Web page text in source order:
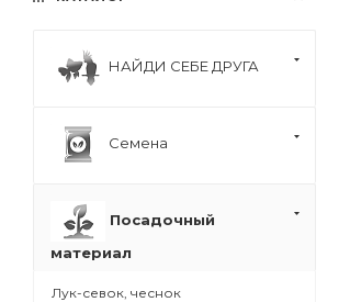
НАЙДИ СЕБЕ ДРУГА
Семена
Посадочный
материал
Лук-севок, чеснок